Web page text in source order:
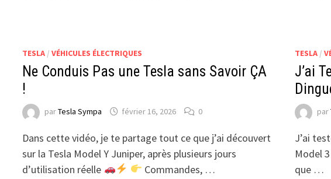
TESLA /VÉHICULES ÉLECTRIQUES
Ne Conduis Pas une Tesla sans Savoir ÇA
!
parTesla Sympa février 16, 2026 0
Dans cette vidéo, je te partage tout ce que j’ai découvert
sur la Tesla Model Y Juniper, après plusieurs jours
d’utilisation réelle
Commandes, …
TESLA/
J’ai
par
J’ai
Model
que …